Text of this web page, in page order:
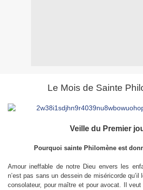
Le Mois de Sainte
Veille du Premier
Pourquoi sainte Philomène est
Amour ineffable de notre Dieu envers les
n’est pas sans un dessein de miséricorde qu’il
consolateur, pour maître et pour avocat. Il